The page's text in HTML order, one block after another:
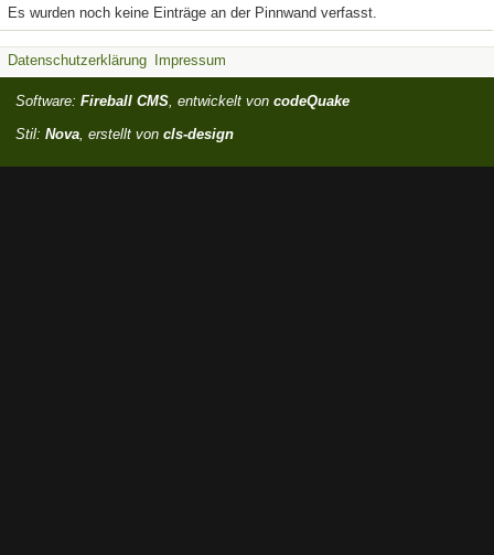
Es wurden noch keine Einträge an der Pinnwand verfasst.
Datenschutzerklärung Impressum
Software: Fireball CMS, entwickelt von codeQuake
Stil: Nova, erstellt von cls-design